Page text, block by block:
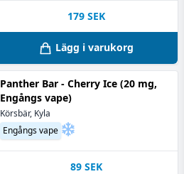
179 SEK
Lägg i varukorg
Panther Bar - Cherry Ice (20 mg,
Engångs vape)
Körsbär, Kyla
Engångs vape
89 SEK